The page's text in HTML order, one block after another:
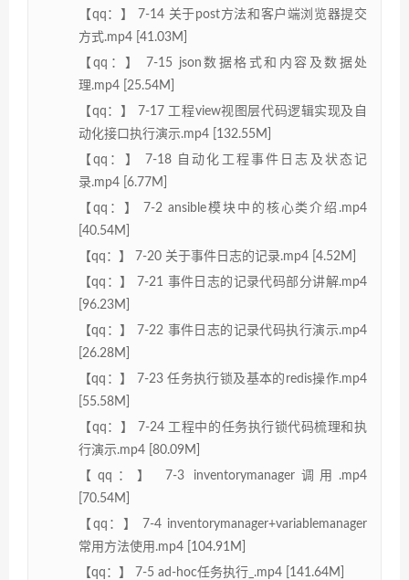
【qq：】 7-14 关于post方法和客户端浏览器提交
方式.mp4 [41.03M]
【qq：】 7-15 json数据格式和内容及数据处
理.mp4 [25.54M]
【qq：】 7-17 工程view视图层代码逻辑实现及自
动化接口执行演示.mp4 [132.55M]
【qq：】 7-18 自动化工程事件日志及状态记
录.mp4 [6.77M]
【qq：】 7-2 ansible模块中的核心类介绍.mp4
[40.54M]
【qq：】 7-20 关于事件日志的记录.mp4 [4.52M]
【qq：】 7-21 事件日志的记录代码部分讲解.mp4
[96.23M]
【qq：】 7-22 事件日志的记录代码执行演示.mp4
[26.28M]
【qq：】 7-23 任务执行锁及基本的redis操作.mp4
[55.58M]
【qq：】 7-24 工程中的任务执行锁代码梳理和执
行演示.mp4 [80.09M]
【qq：】 7-3 inventorymanager调用.mp4
[70.54M]
【qq：】 7-4 inventorymanager+variablemanager
常用方法使用.mp4 [104.91M]
【qq：】 7-5 ad-hoc任务执行_.mp4 [141.64M]